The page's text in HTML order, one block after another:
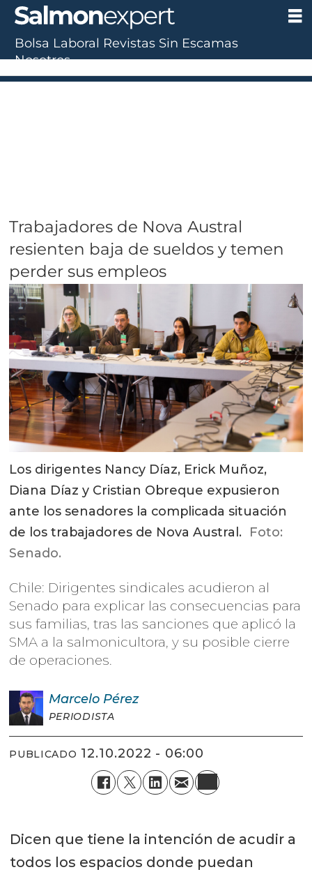
Trabajadores de Nova Austral
resienten baja de sueldos y temen
perder sus empleos
Los dirigentes Nancy Díaz, Erick Muñoz,
Diana Díaz y Cristian Obreque expusieron
ante los senadores la complicada situación
de los trabajadores de Nova Austral. Foto:
Senado.
Chile: Dirigentes sindicales acudieron al
Senado para explicar las consecuencias para
sus familias, tras las sanciones que aplicó la
SMA a la salmonicultora, y su posible cierre
de operaciones.
Marcelo Pérez
PERIODISTA
PUBLICADO 12.10.2022 - 06:00
Dicen que tiene la intención de acudir a
todos los espacios donde puedan
Bolsa Laboral Revistas Sin Escamas
Nosotros